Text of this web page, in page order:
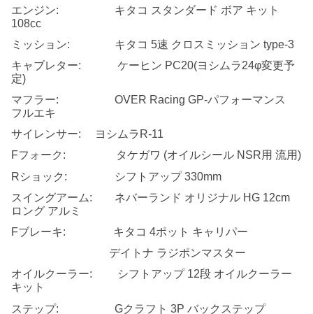
エンジン: キタコ スタンダード ボア キット
108cc
ミッション: キタコ 5速 クロスミッション type-3
キャブレター: ケーヒン PC20(ヨシムラ24φ変更予
定)
マフラー: OVER Racing GP-パフォーマンス
フルエキ
サイレンサー: ヨシムラR-11
Fフォーク: タケガワ (オイルシール NSR用 流用)
Rショック: シフトアップ 330mm
スイングアーム: ネバーランド オリジナル HG 12cm
ロング アルミ
Fブレーキ: キタコ 4ポット キャリパー
デイトナ ラジポンマスター
オイルクーラー: シフトアップ 12段 オイルクーラー
キット
ステップ: Gクラフト 3P バックステップ